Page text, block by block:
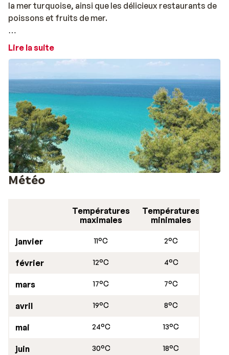
la mer turquoise, ainsi que les délicieux restaurants de
poissons et fruits de mer.
A visiter à Nea Moudania : la colline sur laquelle se
Lire la suite
Météo
Températures
maximales
Températures
minimales
janvier 11°C 2°C
février 12°C 4°C
mars 17°C 7°C
avril 19°C 8°C
mai 24°C 13°C
juin 30°C 18°C